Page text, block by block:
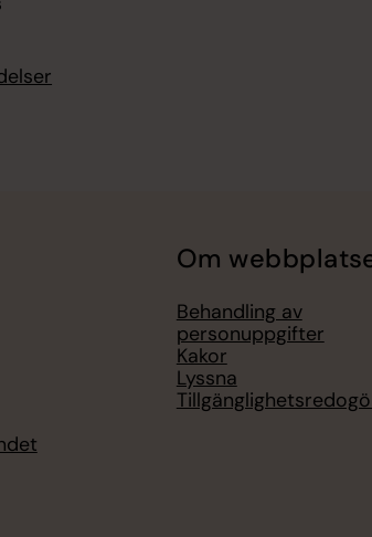
Om
Behandling av
personuppgifter
Kakor
Lyssna